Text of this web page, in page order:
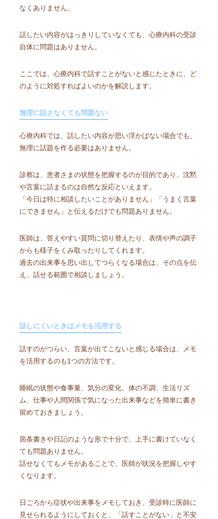
なくありません。
話したい内容がはっきりしていなくても、心療内科の受診
自体に問題はありません。
ここでは、心療内科で話すことがないと感じたときに、ど
のように対処すればよいのかを解説します。
無理に話さなくても問題ない
心療内科では、話したい内容が思い浮かばない場合でも、
無理に話題を作る必要はありません。
診察は、患者さまの状態を把握するのが目的であり、沈黙
や言葉に詰まるのは自然な反応といえます。
「今日は特に相談したいことがありません」「うまく言葉
にできません」と伝えるだけでも問題ありません。
医師は、答えやすい質問に切り替えたり、表情や声の調子
からも様子をくみ取ったりしてくれます。
過去の出来事を思い出してつらくなる場合は、その点を伝
え、話せる範囲で相談しましょう。
話しにくいときはメモを活用する
話すのがつらい、言葉が出てこないと感じる場合は、メモ
を活用するのも1つの方法です。
睡眠の状態や食事量、気分の変化、体の不調、生活リズ
ム、仕事や人間関係で気になった出来事などを簡単に書き
留めておきましょう。
箇条書きや日記のような形で十分で、上手に書けていなく
ても問題ありません。
話せなくてもメモがあることで、医師が状況を把握しやす
くなります。
日ごろから症状や出来事をメモしておき、受診時に医師に
見せられるようにしておくと、「話すことがない」と不安